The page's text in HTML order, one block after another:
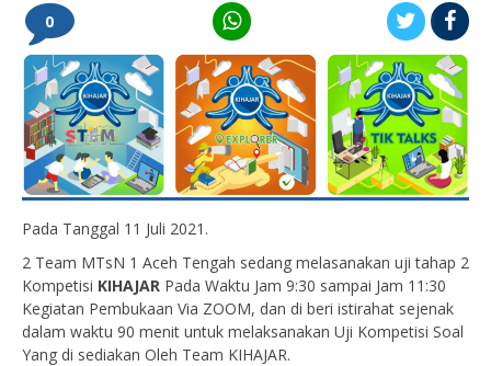
0
Pada Tanggal 11 Juli 2021.
2 Team MTsN 1 Aceh Tengah sedang melasanakan uji tahap 2
Kompetisi KIHAJAR Pada Waktu Jam 9:30 sampai Jam 11:30
Kegiatan Pembukaan Via ZOOM, dan di beri istirahat sejenak
dalam waktu 90 menit untuk melaksanakan Uji Kompetisi Soal
Yang di sediakan Oleh Team KIHAJAR.